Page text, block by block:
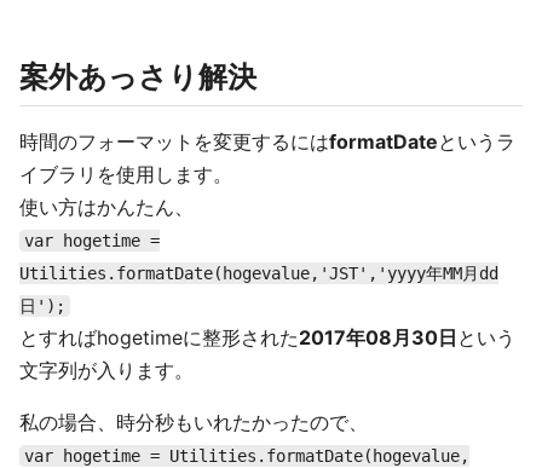
案外あっさり解決
時間のフォーマットを変更するにはformatDateというラ
イブラリを使用します。
使い方はかんたん、
var hogetime =
Utilities.formatDate(hogevalue,'JST','yyyy年MM月dd
日');
とすればhogetimeに整形された2017年08月30日 という
文字列が入ります。
私の場合、時分秒もいれたかったので、
var hogetime = Utilities.formatDate(hogevalue,